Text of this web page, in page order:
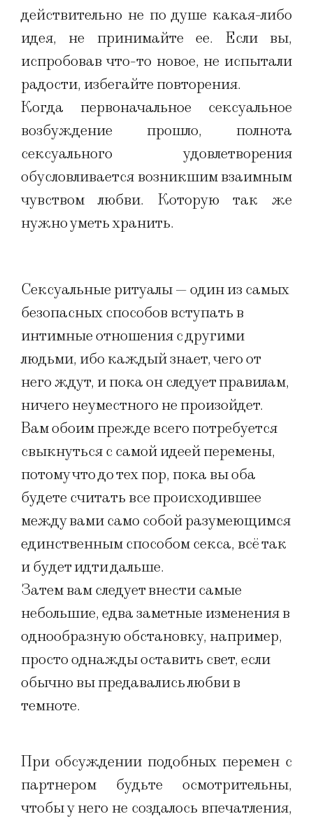
действительно не по душе какая-либо
идея, не принимайте ее. Если вы,
испробовав что-то новое, не испытали
радости, избегайте повторения.
Когда первоначальное сексуальное
возбуждение прошло, полнота
сексуального удовлетворения
обусловливается возникшим взаимным
чувством любви. Которую так же
нужно уметь хранить.
Сексуальные ритуалы — один из самых
безопасных способов вступать в
интимные отношения с другими
людьми, ибо каждый знает, чего от
него ждут, и пока он следует правилам,
ничего неуместного не произойдет.
Вам обоим прежде всего потребуется
свыкнуться с самой идеей перемены,
потому что до тех пор, пока вы оба
будете считать все происходившее
между вами само собой разумеющимся
единственным способом секса, всё так
и будет идти дальше.
Затем вам следует внести самые
небольшие, едва заметные изменения в
однообразную обстановку, например,
просто однажды оставить свет, если
обычно вы предавались любви в
темноте.
При обсуждении подобных перемен с
партнером будьте осмотрительны,
чтобы у него не создалось впечатления,